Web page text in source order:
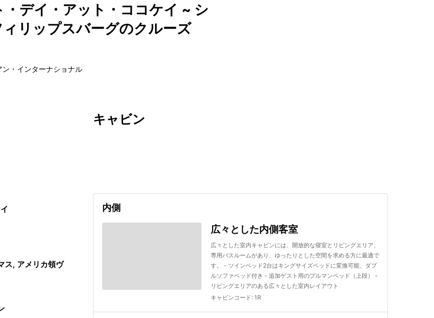
デイ・アット・ココケイ ~ シ
リップスバーグのクルーズ
・インターナショナル
ス, アメリカ領ヴ
キャビン
内側
広々とした内側客室
広々とした室内キャビンには、開放的な寝室とリビングエリア、
専用バスルームがあり、ゆったりとした空間を求める方に最適で
す。 - ツインベッド2台はキングサイズベッドに変換可能、ダブ
ルソファベッド付き - 追加ゲスト用のプルマンベッド（上段） -
リビングエリアのある広々とした室内レイアウト
キャビンコード: 1R